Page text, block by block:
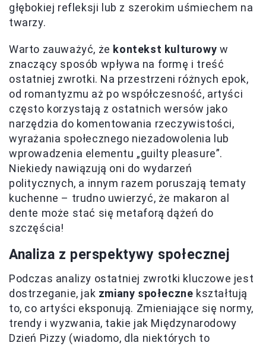
głębokiej refleksji lub z szerokim uśmiechem na
twarzy.
Warto zauważyć, że kontekst kulturowy w
znaczący sposób wpływa na formę i treść
ostatniej zwrotki. Na przestrzeni różnych epok,
od romantyzmu aż po współczesność, artyści
często korzystają z ostatnich wersów jako
narzędzia do komentowania rzeczywistości,
wyrażania społecznego niezadowolenia lub
wprowadzenia elementu „guilty pleasure”.
Niekiedy nawiązują oni do wydarzeń
politycznych, a innym razem poruszają tematy
kuchenne – trudno uwierzyć, że makaron al
dente może stać się metaforą dążeń do
szczęścia!
Analiza z perspektywy społecznej
Podczas analizy ostatniej zwrotki kluczowe jest
dostrzeganie, jak zmiany społeczne kształtują
to, co artyści eksponują. Zmieniające się normy,
trendy i wyzwania, takie jak Międzynarodowy
Dzień Pizzy (wiadomo, dla niektórych to